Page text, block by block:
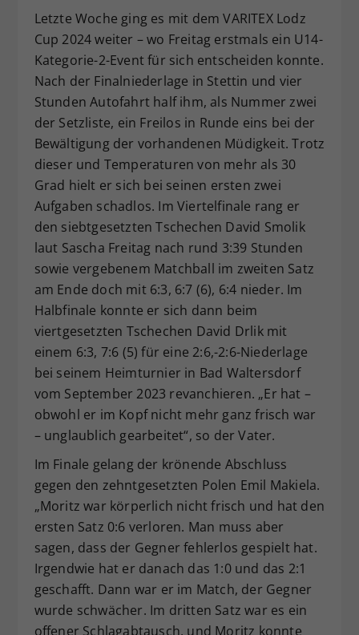
Letzte Woche ging es mit dem VARITEX Lodz
Cup 2024 weiter – wo Freitag erstmals ein U14-
Kategorie-2-Event für sich entscheiden konnte.
Nach der Finalniederlage in Stettin und vier
Stunden Autofahrt half ihm, als Nummer zwei
der Setzliste, ein Freilos in Runde eins bei der
Bewältigung der vorhandenen Müdigkeit. Trotz
dieser und Temperaturen von mehr als 30
Grad hielt er sich bei seinen ersten zwei
Aufgaben schadlos. Im Viertelfinale rang er
den siebtgesetzten Tschechen David Smolik
laut Sascha Freitag nach rund 3:39 Stunden
sowie vergebenem Matchball im zweiten Satz
am Ende doch mit 6:3, 6:7 (6), 6:4 nieder. Im
Halbfinale konnte er sich dann beim
viertgesetzten Tschechen David Drlik mit
einem 6:3, 7:6 (5) für eine 2:6,-2:6-Niederlage
bei seinem Heimturnier in Bad Waltersdorf
vom September 2023 revanchieren. „Er hat –
obwohl er im Kopf nicht mehr ganz frisch war
– unglaublich gearbeitet“, so der Vater.
Im Finale gelang der krönende Abschluss
gegen den zehntgesetzten Polen Emil Makiela.
„Moritz war körperlich nicht frisch und hat den
ersten Satz 0:6 verloren. Man muss aber
sagen, dass der Gegner fehlerlos gespielt hat.
Irgendwie hat er danach das 1:0 und das 2:1
geschafft. Dann war er im Match, der Gegner
wurde schwächer. Im dritten Satz war es ein
offener Schlagabtausch, und Moritz konnte